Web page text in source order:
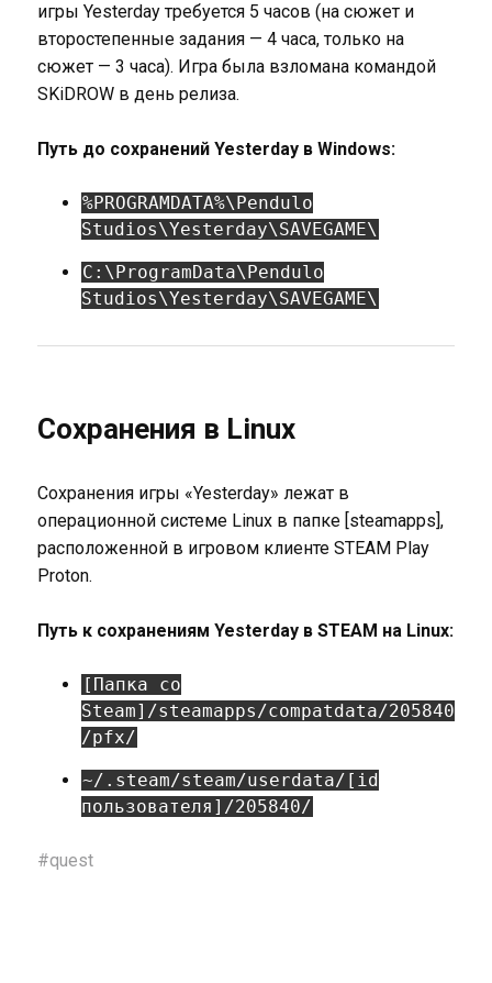
игры Yesterday требуется 5 часов (на сюжет и
второстепенные задания — 4 часа, только на
сюжет — 3 часа). Игра была взломана командой
SKiDROW в день релиза.
Путь до сохранений Yesterday в Windows:
%PROGRAMDATA%\Pendulo
Studios\Yesterday\SAVEGAME\
C:\ProgramData\Pendulo
Studios\Yesterday\SAVEGAME\
Сохранения в Linux
Сохранения игры «Yesterday» лежат в
операционной системе Linux в папке [steamapps],
расположенной в игровом клиенте STEAM Play
Proton.
Путь к сохранениям Yesterday в STEAM на Linux:
[Папка со
Steam]/steamapps/compatdata/205840
/pfx/
~/.steam/steam/userdata/[id
пользователя]/205840/
#quest